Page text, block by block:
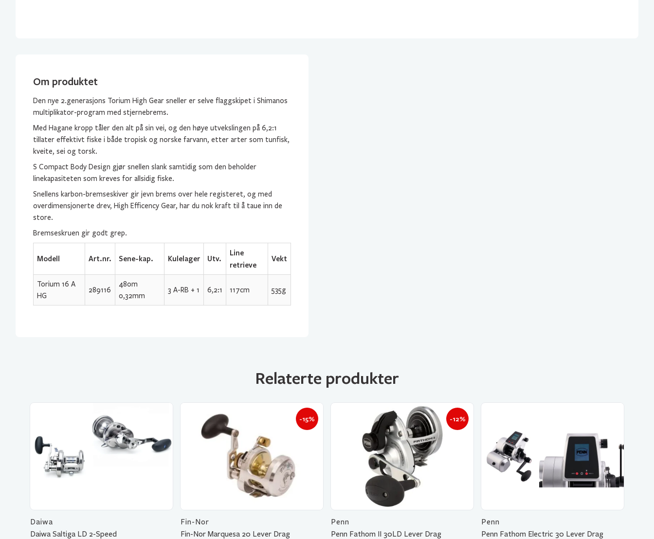
Om produktet
Den nye 2.generasjons Torium High Gear sneller er selve flaggskipet i Shimanos
multiplikator-program med stjernebrems.
Med Hagane kropp tåler den alt på sin vei, og den høye utvekslingen på 6,2:1
tillater effektivt fiske i både tropisk og norske farvann, etter arter som tunfisk,
kveite, sei og torsk.
S Compact Body Design gjør snellen slank samtidig som den beholder
linekapasiteten som kreves for allsidig fiske.
Snellens karbon-bremseskiver gir jevn brems over hele registeret, og med
overdimensjonerte drev, High Efficency Gear, har du nok kraft til å taue inn de
store.
Bremseskruen gir godt grep.
Modell Art.nr. Sene-kap. Kulelager Utv.
Line
retrieve
Vekt
Torium 16 A
HG
289116
480m
0,32mm
3 A-RB + 1 6,2:1 117cm 535g
Relaterte produkter
Daiwa
Daiwa Saltiga LD 2-Speed
Fin-Nor
-15%
Fin-Nor Marquesa 20 Lever Drag
Penn
-12%
Penn Fathom II 30LD Lever Drag
Penn
Penn Fathom Electric 30 Lever Drag